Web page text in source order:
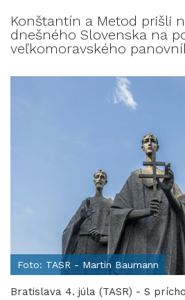
Konštantín a Metod prišli
dnešného Slovenska na
veľkomoravského
Foto: TASR - Martin Baumann
Bratislava 4. júla (TASR) - S